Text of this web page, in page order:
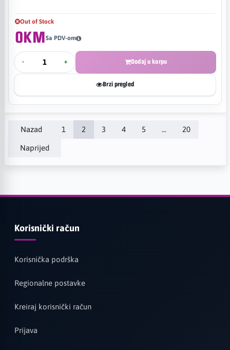
Out of Stock
0KMSa PDV-om
- + Dodaj u korpu
Brzi pregled
Nazad 1 2 3 4 5 ... 20
Naprijed
Korisnički račun
Korisnička podrška
Regionalne postavke
Kreiraj korisnički račun
Prijava